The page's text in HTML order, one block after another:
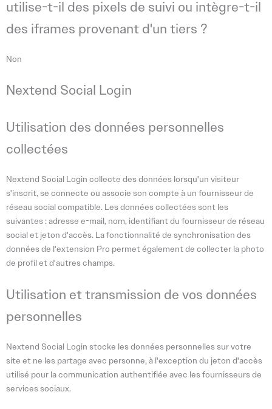
utilise-t-il des pixels de suivi ou intègre-t-il
des iframes provenant d'un tiers ?
Non
Nextend Social Login
Utilisation des données personnelles
collectées
Nextend Social Login collecte des données lorsqu'un visiteur
s'inscrit, se connecte ou associe son compte à un fournisseur de
réseau social compatible. Les données collectées sont les
suivantes : adresse e-mail, nom, identifiant du fournisseur de réseau
social et jeton d'accès. La fonctionnalité de synchronisation des
données de l'extension Pro permet également de collecter la photo
de profil et d'autres champs.
Utilisation et transmission de vos données
personnelles
Nextend Social Login stocke les données personnelles sur votre
site et ne les partage avec personne, à l'exception du jeton d'accès
utilisé pour la communication authentifiée avec les fournisseurs de
services sociaux.